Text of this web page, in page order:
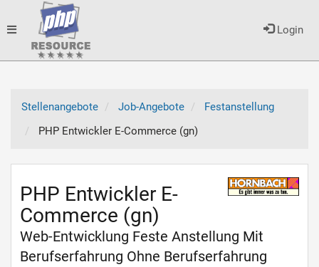
Login
Toggle
Stellenangebote
Job-Angebote
Festanstellung
PHP Entwickler E-Commerce (gn)
PHP Entwickler E-
Commerce (gn)
Web-Entwicklung Feste Anstellung Mit
Berufserfahrung Ohne Berufserfahrung